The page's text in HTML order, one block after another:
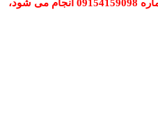
طریق ایتا، واتساپ و یا تماس با شماره 09154159098 انجام می شود،